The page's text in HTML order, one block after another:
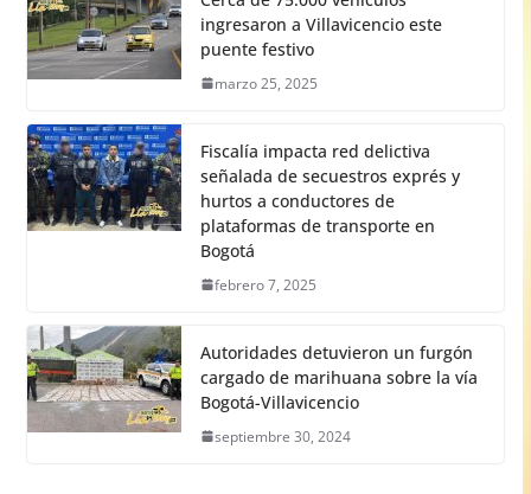
ingresaron a Villavicencio este
puente festivo
marzo 25, 2025
Fiscalía impacta red delictiva
señalada de secuestros exprés y
hurtos a conductores de
plataformas de transporte en
Bogotá
febrero 7, 2025
Autoridades detuvieron un furgón
cargado de marihuana sobre la vía
Bogotá-Villavicencio
septiembre 30, 2024